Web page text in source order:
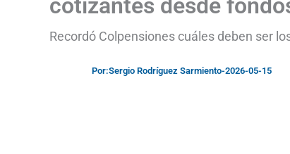
cotizantes desde
Recordó Colpensiones cuáles deben ser
Por:Sergio Rodríguez Sarmiento-2026-05-15